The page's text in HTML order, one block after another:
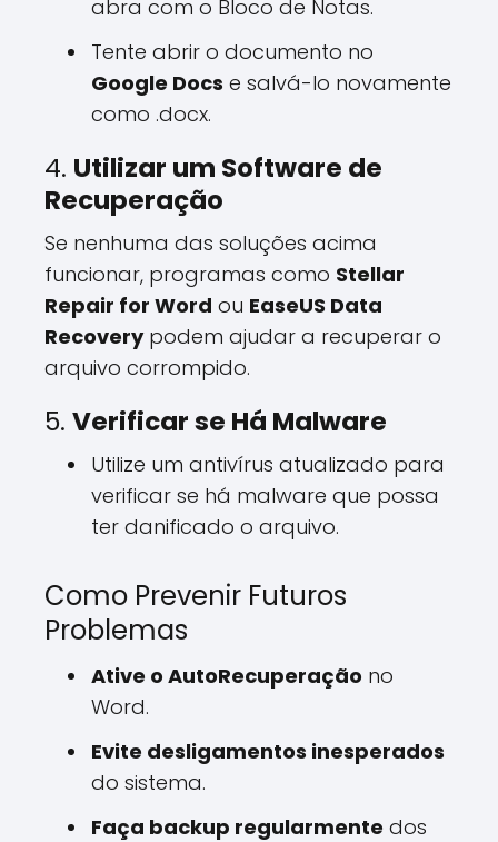
abra com o Bloco de Notas.
Tente abrir o documento no
Google Docs e salvá-lo novamente
como .docx.
4. Utilizar um Software de
Recuperação
Se nenhuma das soluções acima
funcionar, programas como Stellar
Repair for Word ou EaseUS Data
Recoverypodem ajudar a recuperar o
arquivo corrompido.
5. Verificar se Há Malware
Utilize um antivírus atualizado para
verificar se há malware que possa
ter danificado o arquivo.
Como Prevenir Futuros
Problemas
Ative o AutoRecuperação no
Word.
Evite desligamentos inesperados
do sistema.
Faça backup regularmente dos